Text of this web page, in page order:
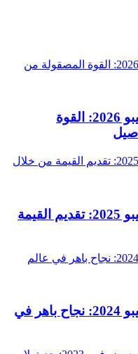
دي إتش زد فيتنس في معرض فيبو 2026: القوة
دي إتش زد فيتنس في معرض فيبو 2025: تقديم القيمة
دي إتش زد فيتنس في معرض فيبو 2024: نجاح باهر في